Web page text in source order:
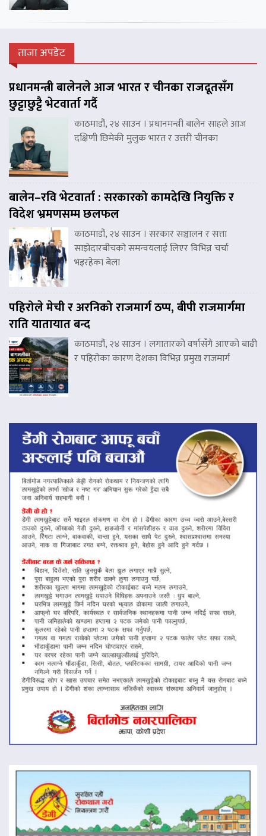
ताजा अपडेट
प्रधानमन्त्री बालेनले आज भारत र चीनका राजदूतसँग
छुट्टाछुट्टै भेटवार्ता गर्दै
काठमाडौं, २४ साउन । प्रधानमन्त्री बालेन साहले आज
दक्षिणी छिमेकी मुलुक भारत र उत्तरी चीनका
बालेन–रवि भेटवार्ता : सरकारको कामदेखि नियुक्ति र
विदेश भ्रमणसम्म छलफल
काठमाडौं, २४ साउन । सरकार सञ्चालन र सत्ता
साझेदारबीचको समन्वयलाई लिएर विभिन्न चर्चा
भइरहेका बेला
पहिरोले मेची र अरनिको राजमार्ग ठप्प, बीपी राजमार्गमा
राति यातायात बन्द
काठमाडौं, २४ साउन । लगातारको वर्षासँगै आएको बाढी
र पहिरोका कारण देशका विभिन्न प्रमुख राजमार्ग